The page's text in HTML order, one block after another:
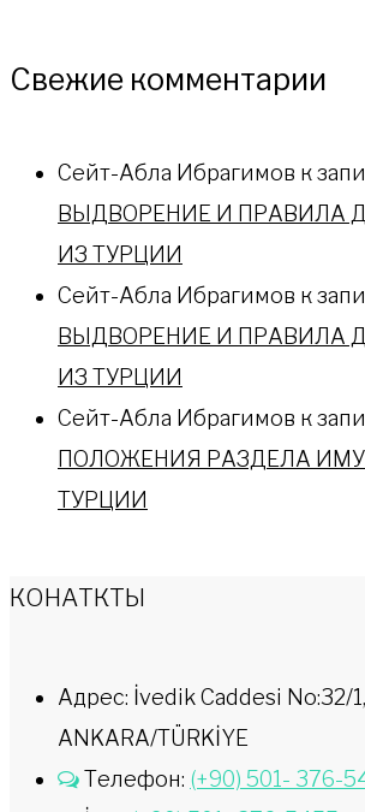
Свежие комментарии
Сейт-Абла Ибрагимов к
ВЫДВОРЕНИЕ И ПРАВИЛА
ИЗ ТУРЦИИ
Сейт-Абла Ибрагимов к
ВЫДВОРЕНИЕ И ПРАВИЛА
ИЗ ТУРЦИИ
Сейт-Абла Ибрагимов к
ПОЛОЖЕНИЯ РАЗДЕЛА
ТУРЦИИ
КОНАТКТЫ
Адрес: İvedik Caddesi No:32/
ANKARA/TÜRKİYE
Телефон: (+90) 501- 376-